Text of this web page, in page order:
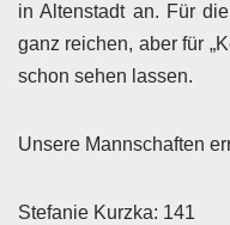
in Altenstadt an. Für
ganz reichen, aber für
schon sehen lassen.
Unsere Mannschaften
Stefanie Kurzka: 141